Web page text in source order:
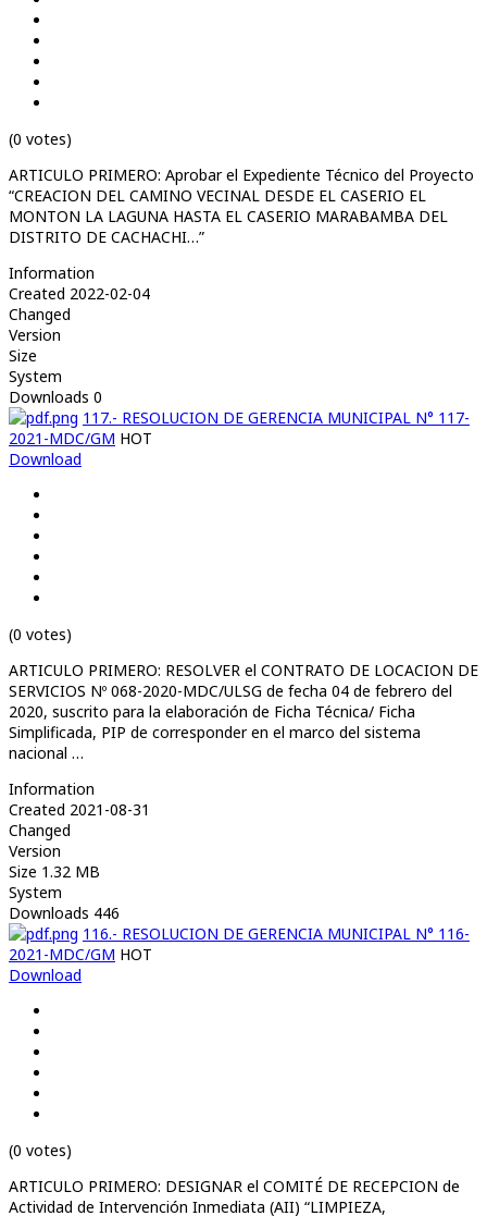
(0 votes)
ARTICULO PRIMERO: Aprobar el Expediente Técnico del Proyecto
“CREACION DEL CAMINO VECINAL DESDE EL CASERIO EL
MONTON LA LAGUNA HASTA EL CASERIO MARABAMBA DEL
DISTRITO DE CACHACHI…”
Information
Created 2022-02-04
Changed
Version
Size
System
Downloads 0
117.- RESOLUCION DE GERENCIA MUNICIPAL N° 117-
2021-MDC/GM HOT
Download
(0 votes)
ARTICULO PRIMERO: RESOLVER el CONTRATO DE LOCACION DE
SERVICIOS Nº 068-2020-MDC/ULSG de fecha 04 de febrero del
2020, suscrito para la elaboración de Ficha Técnica/ Ficha
Simplificada, PIP de corresponder en el marco del sistema
nacional …
Information
Created 2021-08-31
Changed
Version
Size 1.32 MB
System
Downloads 446
116.- RESOLUCION DE GERENCIA MUNICIPAL N° 116-
2021-MDC/GM HOT
Download
(0 votes)
ARTICULO PRIMERO: DESIGNAR el COMITÉ DE RECEPCION de
Actividad de Intervención Inmediata (AII) “LIMPIEZA,